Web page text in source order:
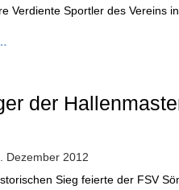
Verdiente Sportler des Vereins
der
Dezember 2012
Sieg feierte der FSV